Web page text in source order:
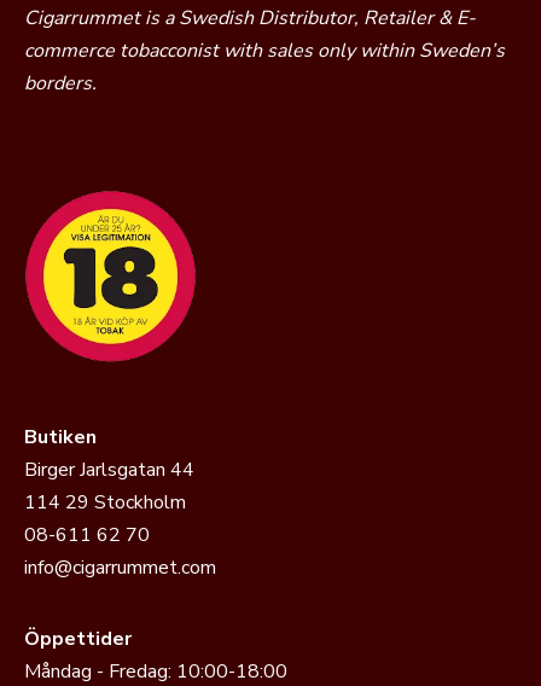
Cigarrummet is a Swedish Distributor, Retailer & E-
commerce tobacconist with sales only within Sweden’s
borders.
Butiken
Birger Jarlsgatan 44
114 29 Stockholm
08-611 62 70
info@cigarrummet.com
Öppettider
Måndag - Fredag: 10:00-18:00